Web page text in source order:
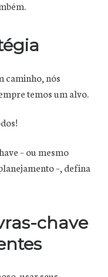
caminho, nós
temos um alvo.
– ou mesmo
–, defina
chave